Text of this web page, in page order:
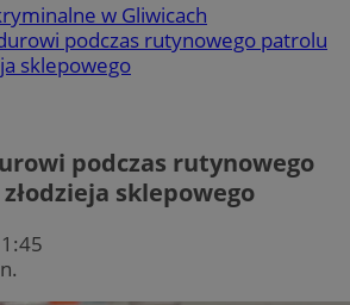
w Gliwicach
podczas rutynowego patrolu
sklepowego
podczas rutynowego
sklepowego